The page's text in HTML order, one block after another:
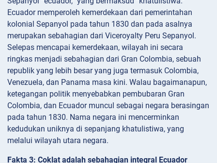
Ecuador memperoleh kemerdekaan dari pemerintahan
kolonial Sepanyol pada tahun 1830 dan pada asalnya
merupakan sebahagian dari Viceroyalty Peru Sepanyol.
Selepas mencapai kemerdekaan, wilayah ini secara
ringkas menjadi sebahagian dari Gran Colombia, sebuah
republik yang lebih besar yang juga termasuk Colombia,
Venezuela, dan Panama masa kini. Walau bagaimanapun,
ketegangan politik menyebabkan pembubaran Gran
Colombia, dan Ecuador muncul sebagai negara berasingan
pada tahun 1830. Nama negara ini mencerminkan
kedudukan uniknya di sepanjang khatulistiwa, yang
melalui wilayah utara negara.
Fakta 3: Coklat adalah sebahagian integral Ecuador